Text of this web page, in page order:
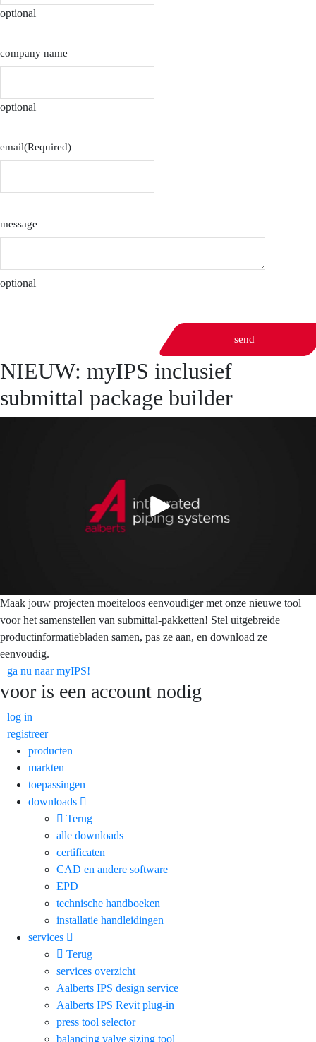
optional
company name
optional
email(Required)
message
optional
send
NIEUW: myIPS inclusief
submittal package builder
Maak jouw projecten moeiteloos eenvoudiger met onze nieuwe tool
voor het samenstellen van submittal-pakketten! Stel uitgebreide
productinformatiebladen samen, pas ze aan, en download ze
eenvoudig.
ga nu naar myIPS!
voor is een account nodig
log in
registreer
producten
markten
toepassingen
downloads
Terug
alle downloads
certificaten
CAD en andere software
EPD
technische handboeken
installatie handleidingen
services
Terug
services overzicht
Aalberts IPS design service
Aalberts IPS Revit plug-in
press tool selector
balancing valve sizing tool